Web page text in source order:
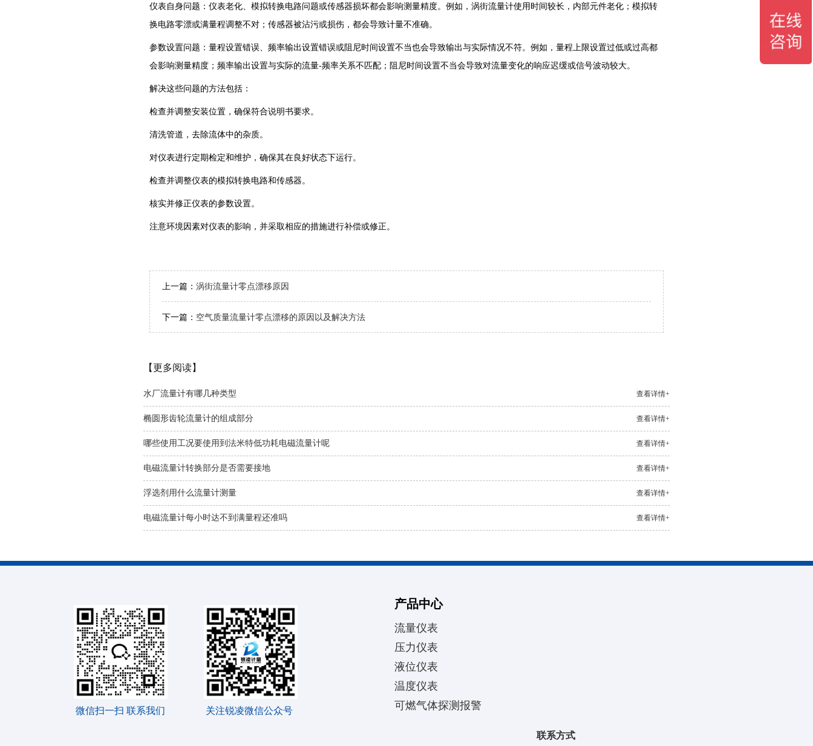
‌仪表自身问题‌：仪表老化、模拟转换电路问题或传感器损坏都会影响测量精度。例如，涡街流量计使用时间较长，内部元件老化；模拟转
换电路零漂或满量程调整不对；传感器被沾污或损伤，都会导致计量不准确‌。
‌参数设置问题‌：量程设置错误、频率输出设置错误或阻尼时间设置不当也会导致输出与实际情况不符。例如，量程上限设置过低或过高都
会影响测量精度；频率输出设置与实际的流量-频率关系不匹配；阻尼时间设置不当会导致对流量变化的响应迟缓或信号波动较大‌。
‌解决这些问题的方法包括‌：
‌检查并调整安装位置‌，确保符合说明书要求。
‌清洗管道‌，去除流体中的杂质。
‌对仪表进行定期检定和维护‌，确保其在良好状态下运行。
‌检查并调整仪表的模拟转换电路和传感器‌。
‌核实并修正仪表的参数设置‌。
‌注意环境因素对仪表的影响‌，并采取相应的措施进行补偿或修正‌。
上一篇： 涡街流量计零点漂移原因
下一篇： 空气质量流量计零点漂移的原因以及解决方法
【更多阅读】
查看详情+
水厂流量计有哪几种类型
查看详情+
椭圆形齿轮流量计的组成部分
查看详情+
哪些使用工况要使用到法米特‌低功耗电磁流量计呢
查看详情+
电磁流量计转换部分是否需要接地
查看详情+
浮选剂用什么流量计测量
查看详情+
电磁流量计每小时达不到满量程还准吗
微信扫一扫 联系我们 关注锐凌微信公众号
产品中心
流量仪表
压力仪表
液位仪表
温度仪表
可燃气体探测报警
联系方式